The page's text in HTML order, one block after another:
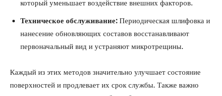
который уменьшает воздействие внешних факторов.
Техническое обслуживание: Периодическая шлифовка и
нанесение обновляющих составов восстанавливают
первоначальный вид и устраняют микротрещины.
Каждый из этих методов значительно улучшает состояние
поверхностей и продлевает их срок службы. Также важно